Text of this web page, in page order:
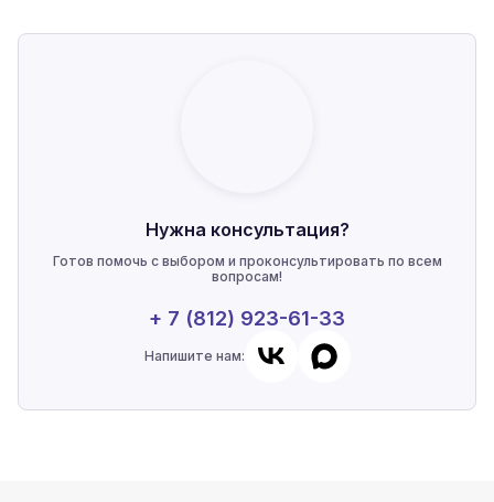
Нужна консультация?
Готов помочь с выбором и проконсультировать по всем
вопросам!
+ 7 (812) 923-61-33
Напишите нам: